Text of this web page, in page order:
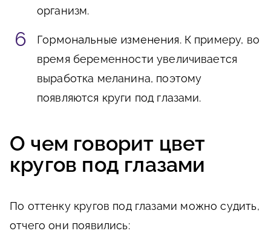
организм.
Гормональные изменения. К примеру, во
время беременности увеличивается
выработка меланина, поэтому
появляются круги под глазами.
О чем говорит цвет
кругов под глазами
По оттенку кругов под глазами можно судить,
отчего они появились: